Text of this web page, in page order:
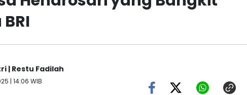
| Restu Fadilah
| 14:06 WIB